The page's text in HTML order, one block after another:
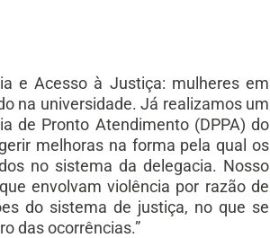
e Acesso à Justiça: mulheres em
na universidade. Já realizamos um
de Pronto Atendimento (DPPA) do
melhoras na forma pela qual os
no sistema da delegacia. Nosso
envolvam violência por razão de
do sistema de justiça, no que se
das ocorrências.”